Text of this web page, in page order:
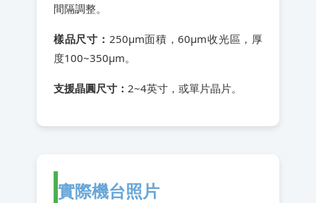
間隔調整。
樣品尺寸： 250μm面積，60μm收光區，厚
度100~350μm。
支援晶圓尺寸： 2~4英寸，或單片晶片。
實際機台照片